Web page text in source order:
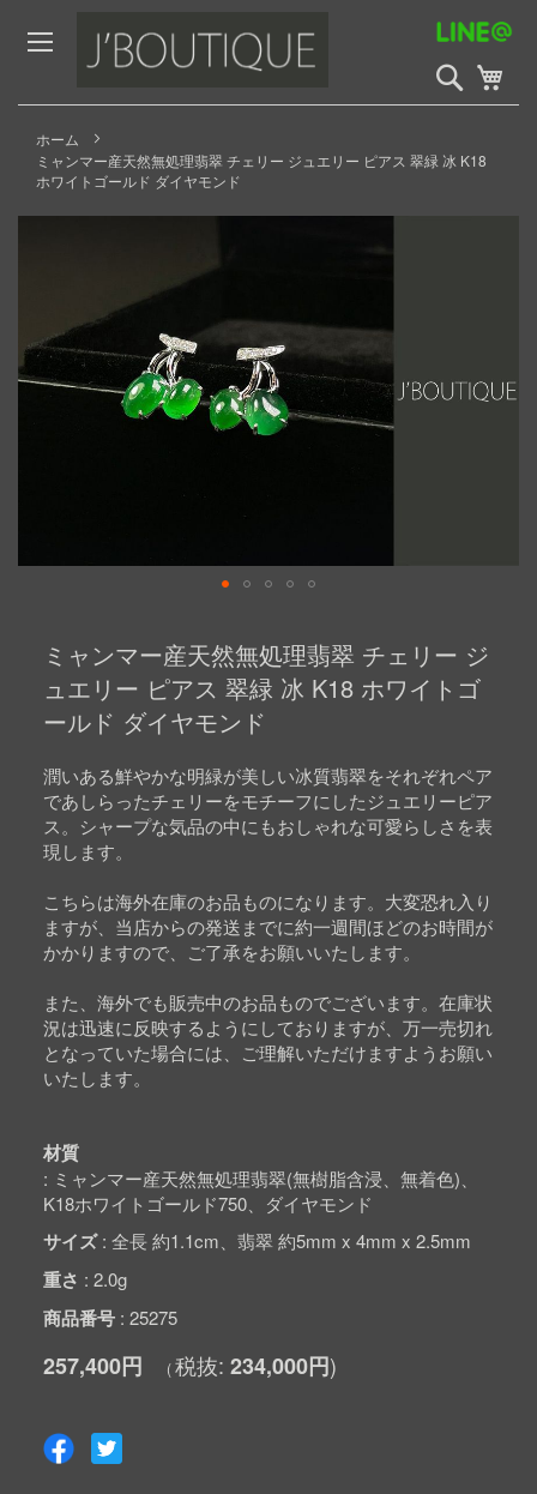
to
Content
検
索
開
ホーム
ミャンマー産天然無処理翡翠 チェリー ジュエリー ピアス 翠緑 冰 K18
ホワイトゴールド ダイヤモンド
Skip
images
gallery
beginning
ミャンマー産天然無処理翡翠 チェリー ジ
ュエリー ピアス 翠緑 冰 K18 ホワイトゴ
ールド ダイヤモンド
潤いある鮮やかな明緑が美しい冰質翡翠をそれぞれペア
であしらったチェリーをモチーフにしたジュエリーピア
ス。シャープな気品の中にもおしゃれな可愛らしさを表
現します。
こちらは海外在庫のお品ものになります。大変恐れ入り
ますが、当店からの発送までに約一週間ほどのお時間が
かかりますので、ご了承をお願いいたします。
また、海外でも販売中のお品ものでございます。在庫状
況は迅速に反映するようにしておりますが、万一売切れ
となっていた場合には、ご理解いただけますようお願い
いたします。
材質
ミャンマー産天然無処理翡翠(無樹脂含浸、無着色)、
K18ホワイトゴールド750、ダイヤモンド
サイズ 全長 約1.1cm、翡翠 約5mm x 4mm x 2.5mm
重さ 2.0g
商品番号 25275
257,400円 234,000円